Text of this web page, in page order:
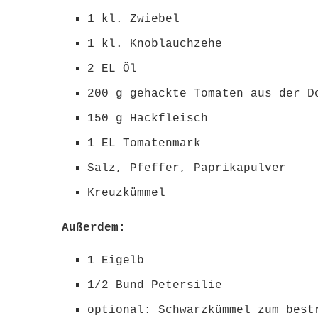
1 kl. Zwiebel
1 kl. Knoblauchzehe
2 EL Öl
200 g gehackte Tomaten aus der
150 g Hackfleisch
1 EL Tomatenmark
Salz, Pfeffer, Paprikapulver
Kreuzkümmel
Außerdem:
1 Eigelb
1/2 Bund Petersilie
optional: Schwarzkümmel zum